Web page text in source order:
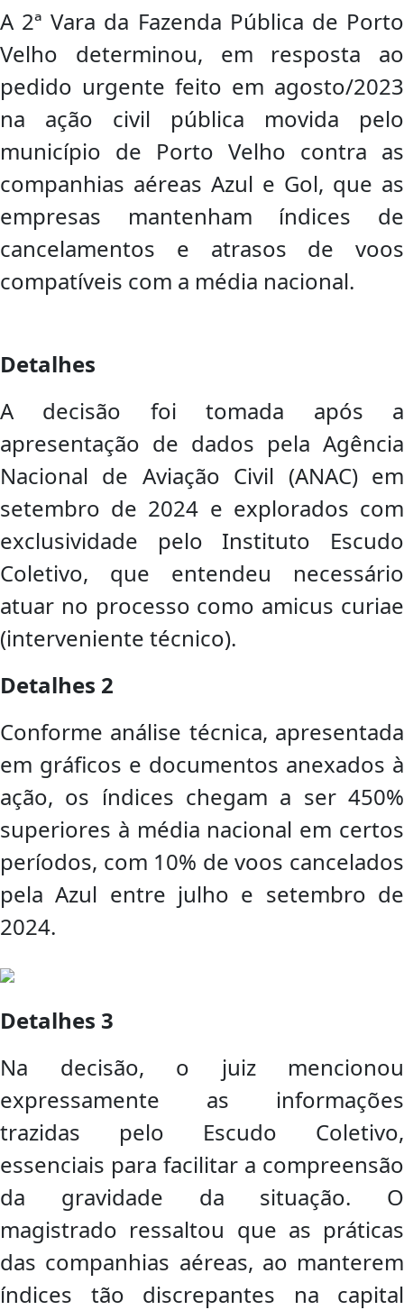
A 2ª Vara da Fazenda Pública de Porto
Velho determinou, em resposta ao
pedido urgente feito em agosto/2023
na ação civil pública movida pelo
município de Porto Velho contra as
companhias aéreas Azul e Gol, que as
empresas mantenham índices de
cancelamentos e atrasos de voos
compatíveis com a média nacional.
Detalhes
A decisão foi tomada após a
apresentação de dados pela Agência
Nacional de Aviação Civil (ANAC) em
setembro de 2024 e explorados com
exclusividade pelo Instituto Escudo
Coletivo, que entendeu necessário
atuar no processo como amicus curiae
(interveniente técnico).
Detalhes 2
Conforme análise técnica, apresentada
em gráficos e documentos anexados à
ação, os índices chegam a ser 450%
superiores à média nacional em certos
períodos, com 10% de voos cancelados
pela Azul entre julho e setembro de
2024.
Detalhes 3
Na decisão, o juiz mencionou
expressamente as informações
trazidas pelo Escudo Coletivo,
essenciais para facilitar a compreensão
da gravidade da situação. O
magistrado ressaltou que as práticas
das companhias aéreas, ao manterem
índices tão discrepantes na capital